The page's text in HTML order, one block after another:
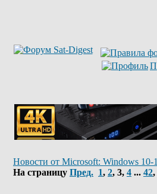
Новости от Microsoft: Windows 10-
На страницу Пред. 1, 2, 3, 4 ... 42,